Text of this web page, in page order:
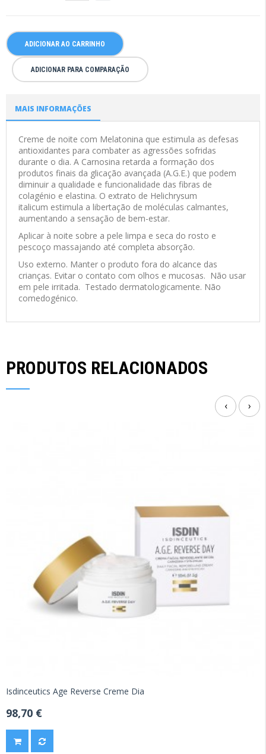
ADICIONAR AO CARRINHO
ADICIONAR PARA COMPARAÇÃO
MAIS INFORMAÇÕES
Creme de noite com Melatonina que estimula as defesas
antioxidantes para combater as agressões sofridas
durante o dia. A Carnosina retarda a formação dos
produtos finais da glicação avançada (A.G.E.) que podem
diminuir a qualidade e funcionalidade das fibras de
colagénio e elastina. O extrato de Helichrysum
italicum estimula a libertação de moléculas calmantes,
aumentando a sensação de bem-estar.
Aplicar à noite sobre a pele limpa e seca do rosto e
pescoço massajando até completa absorção.
Uso externo. Manter o produto fora do alcance das
crianças. Evitar o contato com olhos e mucosas. Não usar
em pele irritada. Testado dermatologicamente. Não
comedogénico.
PRODUTOS RELACIONADOS
‹ ›
Isdinceutics Age Reverse Creme Dia
98,70 €